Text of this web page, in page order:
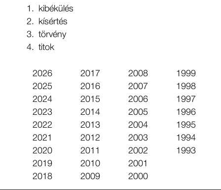
1.
kibékülés
2.
kísértés
3.
törvény
4.
titok
2026
2025
2024
2023
2022
2021
2020
2019
2018
2017
2016
2015
2014
2013
2012
2011
2010
2009
2008
2007
2006
2005
2004
2003
2002
2001
2000
1999
1998
1997
1996
1995
1994
1993